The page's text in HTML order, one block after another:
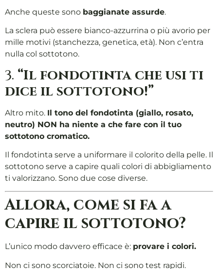
Anche queste sono baggianate assurde.
La sclera può essere bianco-azzurrina o più avorio per
mille motivi (stanchezza, genetica, età). Non c’entra
nulla col sottotono.
3. “Il fondotinta che usi ti
dice il sottotono!”
Altro mito. Il tono del fondotinta (giallo, rosato,
neutro) NON ha niente a che fare con il tuo
sottotono cromatico.
Il fondotinta serve a uniformare il colorito della pelle. Il
sottotono serve a capire quali colori di abbigliamento
ti valorizzano. Sono due cose diverse.
Allora, come si fa a
capire il sottotono?
L’unico modo davvero efficace è: provare i colori.
Non ci sono scorciatoie. Non ci sono test rapidi.